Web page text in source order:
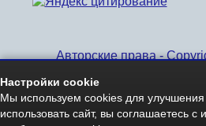
Авторские права -
Настройки cookie
Мы используем cookies для
использовать сайт, вы соглашаетесь с